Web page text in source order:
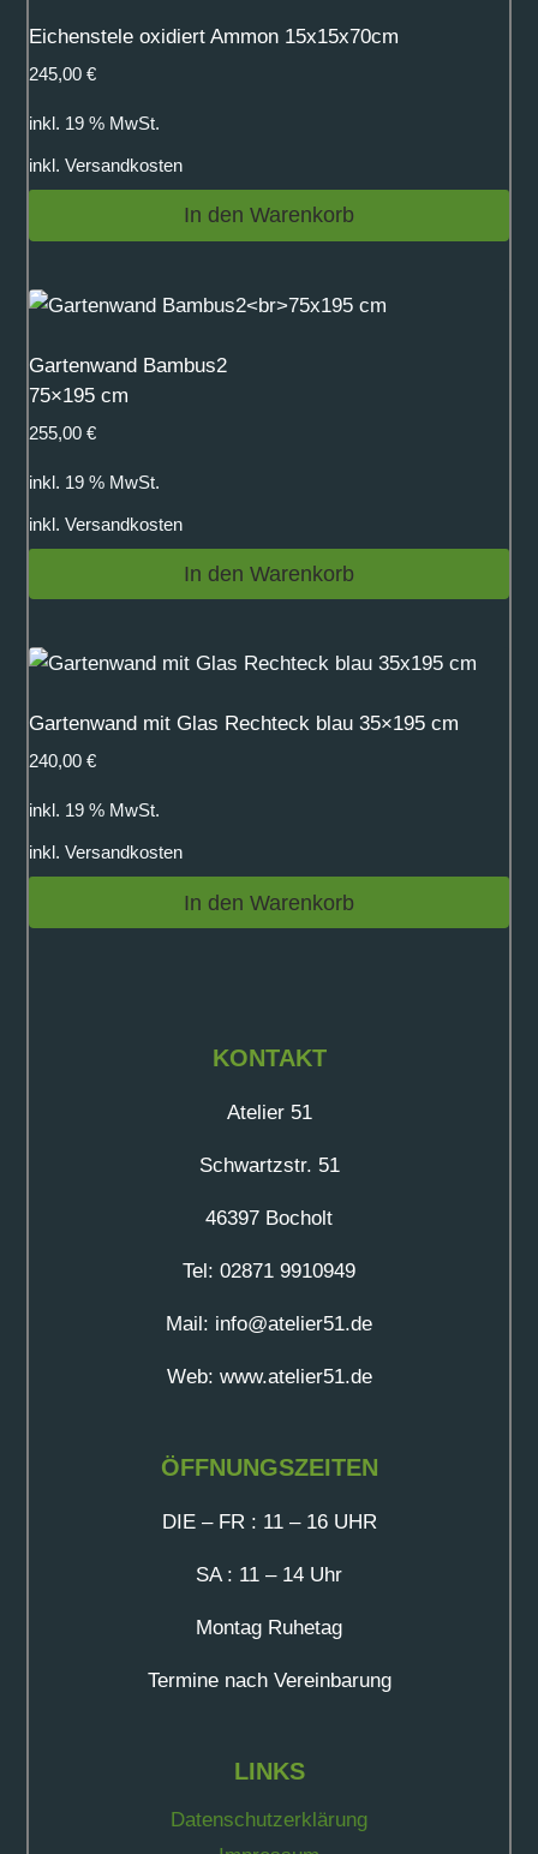
Eichenstele oxidiert Ammon 15x15x70cm
245,00 €
inkl. 19 % MwSt.
inkl. Versandkosten
In den Warenkorb
Gartenwand Bambus2
75×195 cm
255,00 €
inkl. 19 % MwSt.
inkl. Versandkosten
In den Warenkorb
Gartenwand mit Glas Rechteck blau 35×195 cm
240,00 €
inkl. 19 % MwSt.
inkl. Versandkosten
In den Warenkorb
KONTAKT
Atelier 51
Schwartzstr. 51
46397 Bocholt
Tel: 02871 9910949
Mail: info@atelier51.de
Web: www.atelier51.de
ÖFFNUNGSZEITEN
DIE – FR : 11 – 16 UHR
SA : 11 – 14 Uhr
Montag Ruhetag
Termine nach Vereinbarung
LINKS
Datenschutzerklärung